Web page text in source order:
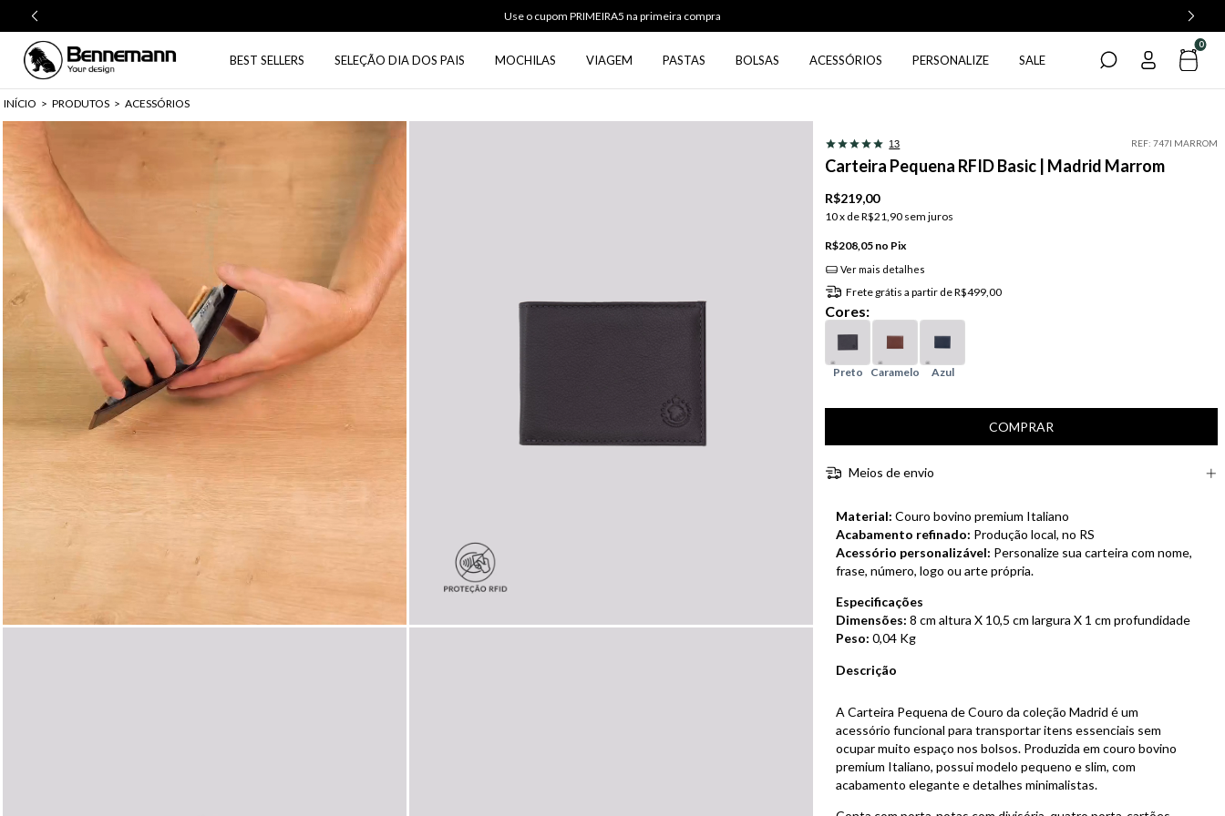
Use o cupom PRIMEIRA5 na primeira compra
BEST SELLERS SELEÇÃO DIA DOS PAIS MOCHILAS VIAGEM PASTAS BOLSAS ACESSÓRIOS PERSONALIZE SALE
0
INÍCIO > PRODUTOS > ACESSÓRIOS
13 REF: 747I MARROM
Carteira Pequena RFID Basic | Madrid Marrom
R$219,00
10x deR$21,90 sem juros
R$208,05 Pix
Ver mais detalhes
Frete grátis a partir deR$499,00
Cores:
Meios de envio
Material: Couro bovino premium Italiano
Acabamento refinado: Produção local, no RS
Acessório personalizável: Personalize sua carteira com nome,
frase, número, logo ou arte própria.
Especificações
Dimensões: 8 cm altura X 10,5 cm largura X 1 cm profundidade
Peso: 0,04 Kg
Descrição
A Carteira Pequena de Couro da coleção Madrid é um
acessório funcional para transportar itens essenciais sem
ocupar muito espaço nos bolsos. Produzida em couro bovino
premium Italiano, possui modelo pequeno e slim, com
acabamento elegante e detalhes minimalistas.